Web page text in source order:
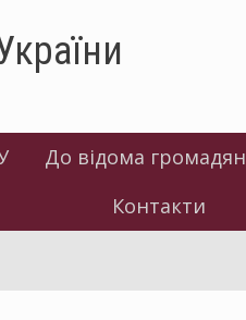
До відома громадян
Контакти